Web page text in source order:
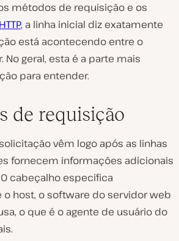
métodos de requisição e os
, a linha inicial diz exatamente
está acontecendo entre o
No geral, esta é a parte mais
para entender.
de requisição
vêm logo após as linhas
fornecem informações adicionais
cabeçalho especifica
host, o software do servidor web
o que é o agente de usuário do